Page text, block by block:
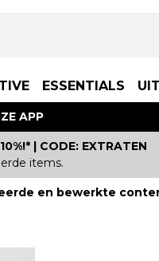
ESSENTIALS
APP
| CODE: EXTRATEN
items.
en bewerkte